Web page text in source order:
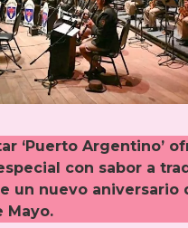
‘Puerto Argentino’
con sabor a
un nuevo aniversario
Mayo.